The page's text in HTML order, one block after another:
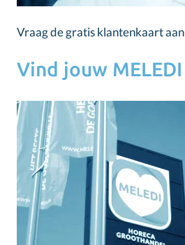
Vraag de gratis klantenkaart aan
Vind jouw MELEDI